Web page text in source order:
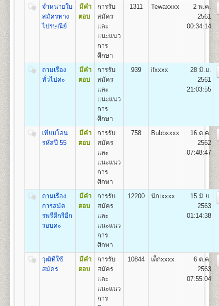
คณะทัศนมาตรศาสตร์
เปิดสอนระดับปริญญาตรี หลักสูตร 6 ปี จำนวน 238
หน่วยกิต
1.หลักสูตร 6 ปี สำหรับผู้ที่จบมัธยมศึกษาปีที่ 6 โดยเริ่ม
เรียนเป็น Pre-Optometry ในช่วง 2 ปีแรก และเรียน
Optometry ในช่วง 4 ปีหลัง
2.หลักสูตร 4 ปี สำหรับผู้ที่จบการศึกษาระดับปริญญาตรี
เรียน Optometry ในหลักสูตร 4 ปี
ทัศนมาตรศาสตรบัณฑิต (ทศ.บ.) Doctor of
คือ สาขาวิชาทัศนมาตรศาสตร์
คณะสาธารณสุขศาสตร์
เปิดสอนระดับปริญญาตรี หลักสูตร 4 ปี จำนวน
สาธารณสุขศาสตรบัณฑิต (ส.บ.) Bachelor of
1.หลักสูตรสาธารณสุขศาสตรบัณฑิต สาขาวิชา
สาธารณสุขชุมชน
ส่วนกลาง (หัวหมาก) สำนักงานคณะสาธารณสุขศาสตร์
มหาวิทยาลัยรามคำแหง
อาคารสุโขทัย ชั้น 13 แขวงหัวหมาก กรุงเทพฯ 10240
หลักสูตรที่เปิดสอน (ปริญญาตรี ส่วนภูมิภาค)
9 450 500 800 100 500 100
2,450
10 500 800 100
2,500
800
12 600 500 800 100 500 100
2,600
2,650
15 750 500 800 100 500 100
2,750
16 800 500 800
2,800
800
800
2,900
19 950 500 800
2,950
20 800
800
22 500 800
3,100
จำหน่ายใบ
สมัครทาง
ไปรษณีย์
มีคำ
ตอบ
การรับ
สมัคร
และ
แนะแนว
การ
ศึกษา
1311 Tewaxxxx
2 พ.ค.
2561
00:34:14
ถามเรื่อง
ทั่วไปค่ะ
มีคำ
ตอบ
การรับ
สมัคร
และ
แนะแนว
การ
ศึกษา
939 ifxxxx
28 มิ.ย.
2561
21:03:55
เทียบโอน
รหัสปี 55
มีคำ
ตอบ
การรับ
สมัคร
และ
แนะแนว
การ
ศึกษา
758 Bubbxxxx
16 ต.ค.
2562
07:48:47
ถามเรื่อง
การสมัค
รพรีดีกรีอีก
รอบค่ะ
มีคำ
ตอบ
การรับ
สมัคร
และ
แนะแนว
การ
ศึกษา
12200 นักเxxxx
15 มิ.ย.
2563
01:14:38
วุฒิที่ใช้
สมัคร
มีคำ
ตอบ
การรับ
สมัคร
และ
แนะแนว
การ
10844 เด็กxxxx
6 ต.ค.
2563
07:55:04